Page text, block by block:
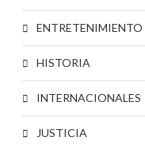
ENTRETENIMIENTO
HISTORIA
INTERNACIONALES
JUSTICIA